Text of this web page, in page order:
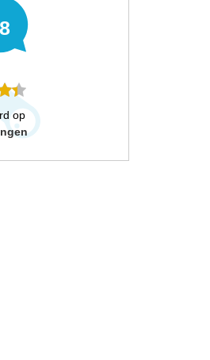
op